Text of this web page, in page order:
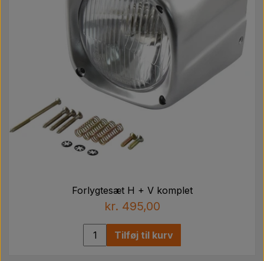
Forlygtesæt H + V komplet
kr. 495,00
Tilføj til kurv